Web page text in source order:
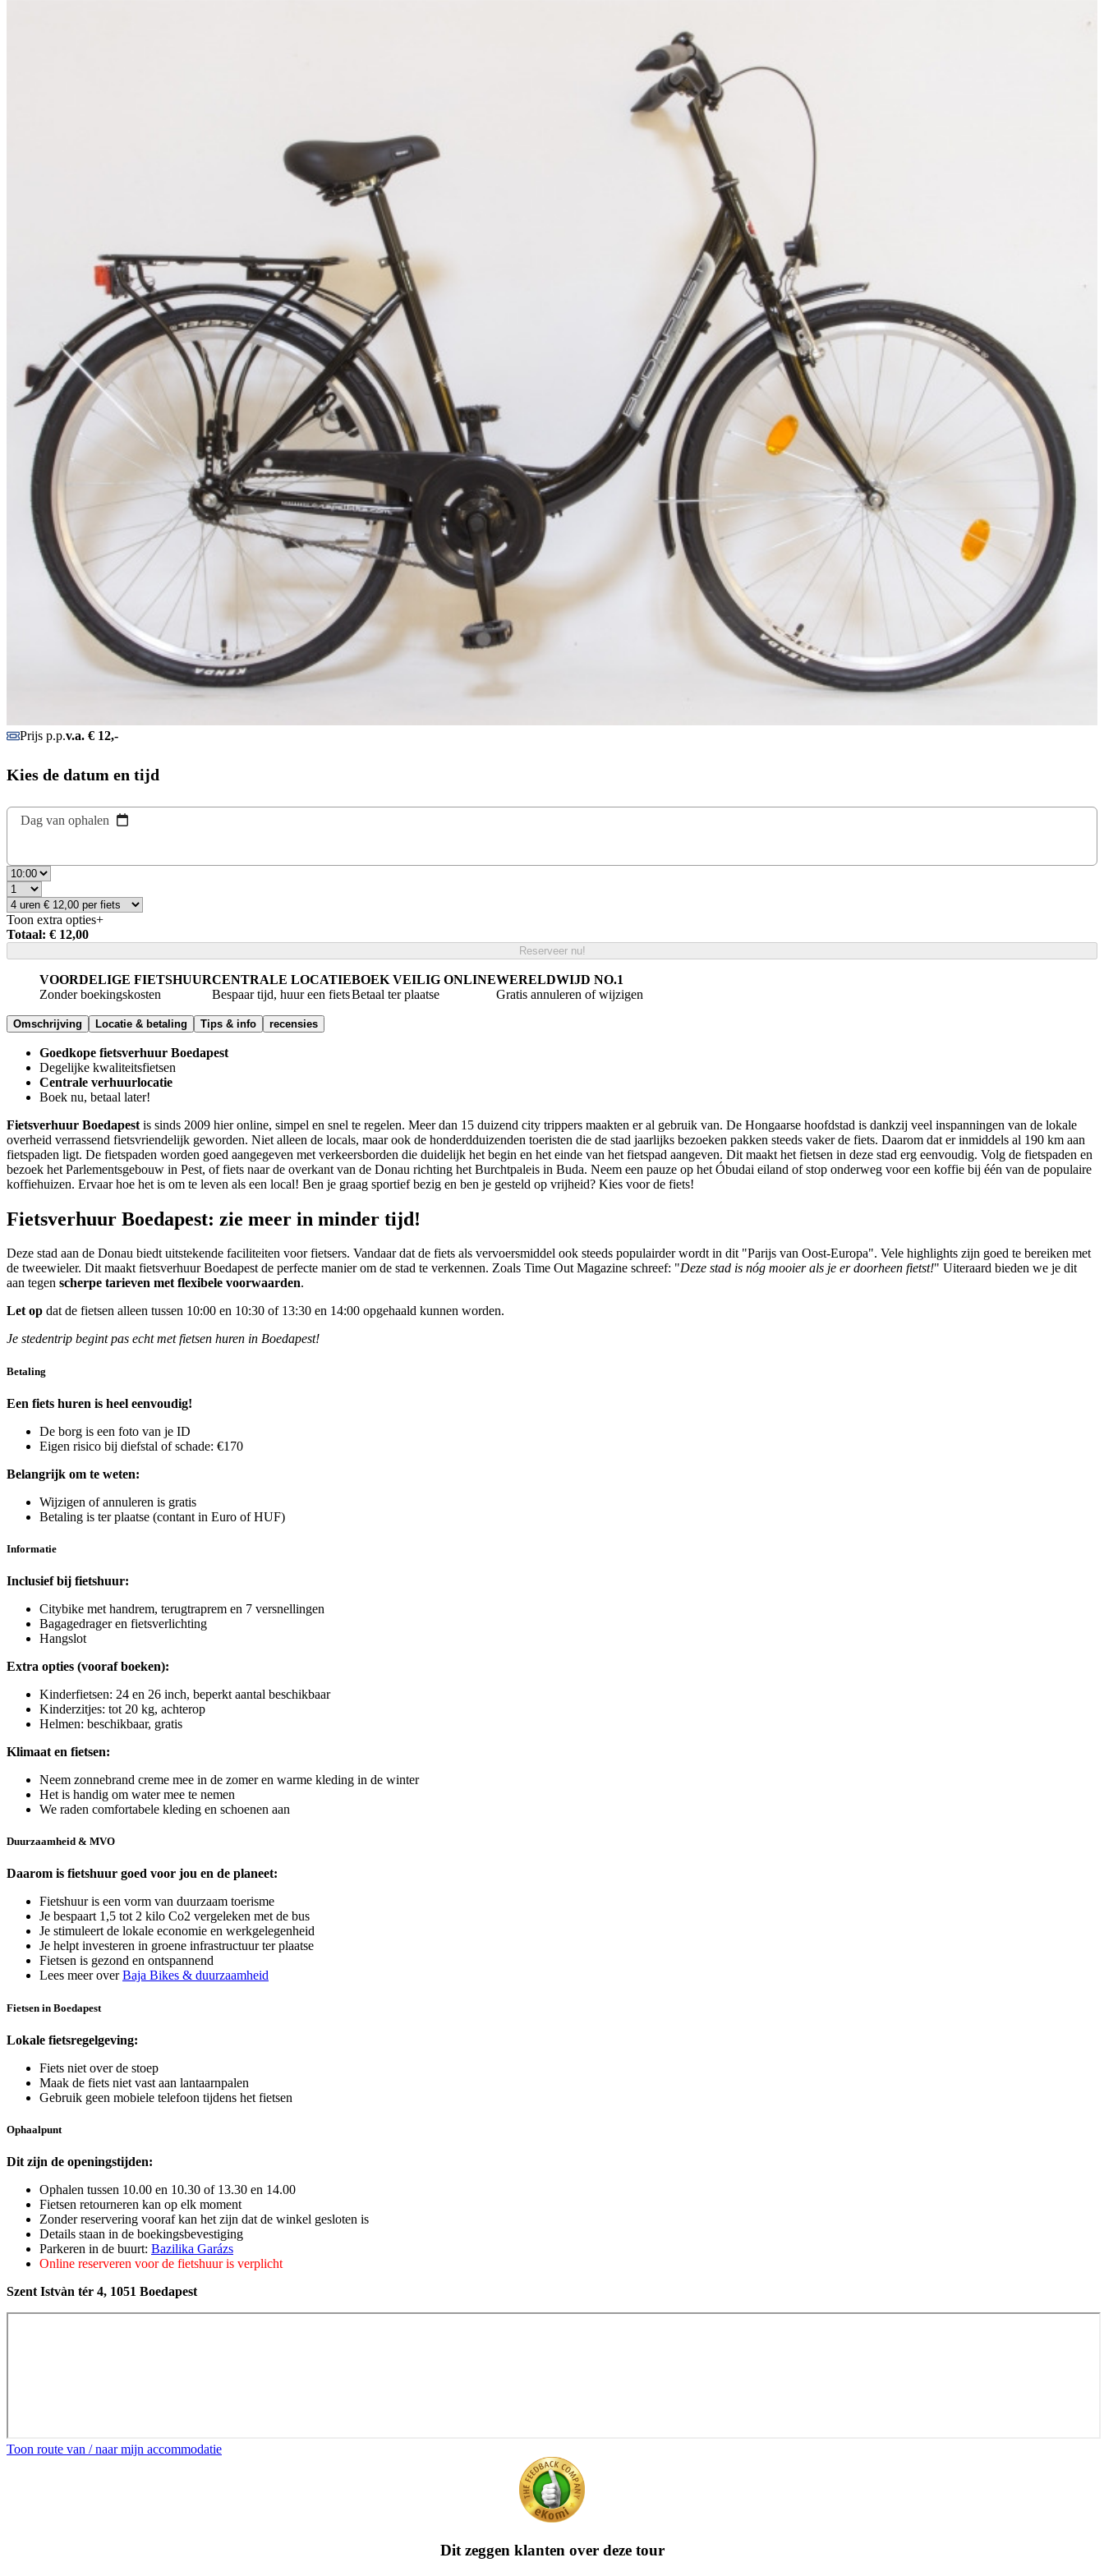
Prijs p.p.v.a. € 12,-
Kies de datum en tijd
Dag van ophalen
Toon extra opties+
Totaal: € 12,00
Reserveer nu!
VOORDELIGE FIETSHUUR
Zonder boekingskosten
CENTRALE LOCATIE
Bespaar tijd, huur een fiets
BOEK VEILIG ONLINE
Betaal ter plaatse
WERELDWIJD NO.1
Gratis annuleren of wijzigen
Omschrijving Locatie & betaling Tips & info recensies
Goedkope fietsverhuur Boedapest
Degelijke kwaliteitsfietsen
Centrale verhuurlocatie
Boek nu, betaal later!
Fietsverhuur Boedapest is sinds 2009 hier online, simpel en snel te regelen. Meer dan 15 duizend city trippers maakten er al gebruik van. De Hongaarse hoofdstad is dankzij veel inspanningen van de lokale
overheid verrassend fietsvriendelijk geworden. Niet alleen de locals, maar ook de honderdduizenden toeristen die de stad jaarlijks bezoeken pakken steeds vaker de fiets. Daarom dat er inmiddels al 190 km aan
fietspaden ligt. De fietspaden worden goed aangegeven met verkeersborden die duidelijk het begin en het einde van het fietspad aangeven. Dit maakt het fietsen in deze stad erg eenvoudig. Volg de fietspaden en
bezoek het Parlementsgebouw in Pest, of fiets naar de overkant van de Donau richting het Burchtpaleis in Buda. Neem een pauze op het Óbudai eiland of stop onderweg voor een koffie bij één van de populaire
koffiehuizen. Ervaar hoe het is om te leven als een local! Ben je graag sportief bezig en ben je gesteld op vrijheid? Kies voor de fiets!
Fietsverhuur Boedapest: zie meer in minder tijd!
Deze stad aan de Donau biedt uitstekende faciliteiten voor fietsers. Vandaar dat de fiets als vervoersmiddel ook steeds populairder wordt in dit "Parijs van Oost-Europa". Vele highlights zijn goed te bereiken met
de tweewieler. Dit maakt fietsverhuur Boedapest de perfecte manier om de stad te verkennen. Zoals Time Out Magazine schreef: "Deze stad is nóg mooier als je er doorheen fietst!" Uiteraard bieden we je dit
aan tegen scherpe tarieven met flexibele voorwaarden.
Let op dat de fietsen alleen tussen 10:00 en 10:30 of 13:30 en 14:00 opgehaald kunnen worden.
Je stedentrip begint pas echt met fietsen huren in Boedapest!
Betaling
Een fiets huren is heel eenvoudig!
De borg is een foto van je ID
Eigen risico bij diefstal of schade: €170
Belangrijk om te weten:
Wijzigen of annuleren is gratis
Betaling is ter plaatse (contant in Euro of HUF)
Informatie
Inclusief bij fietshuur:
Citybike met handrem, terugtraprem en 7 versnellingen
Bagagedrager en fietsverlichting
Hangslot
Extra opties (vooraf boeken):
Kinderfietsen: 24 en 26 inch, beperkt aantal beschikbaar
Kinderzitjes: tot 20 kg, achterop
Helmen: beschikbaar, gratis
Klimaat en fietsen:
Neem zonnebrand creme mee in de zomer en warme kleding in de winter
Het is handig om water mee te nemen
We raden comfortabele kleding en schoenen aan
Duurzaamheid & MVO
Daarom is fietshuur goed voor jou en de planeet:
Fietshuur is een vorm van duurzaam toerisme
Je bespaart 1,5 tot 2 kilo Co2 vergeleken met de bus
Je stimuleert de lokale economie en werkgelegenheid
Je helpt investeren in groene infrastructuur ter plaatse
Fietsen is gezond en ontspannend
Lees meer overBaja Bikes & duurzaamheid
Fietsen in Boedapest
Lokale fietsregelgeving:
Fiets niet over de stoep
Maak de fiets niet vast aan lantaarnpalen
Gebruik geen mobiele telefoon tijdens het fietsen
Ophaalpunt
Dit zijn de openingstijden:
Ophalen tussen 10.00 en 10.30 of 13.30 en 14.00
Fietsen retourneren kan op elk moment
Zonder reservering vooraf kan het zijn dat de winkel gesloten is
Details staan in de boekingsbevestiging
Parkeren in de buurt: Bazilika Garázs
Online reserveren voor de fietshuur is verplicht
Szent Istvàn tér 4, 1051 Boedapest
Toon route van / naar mijn accommodatie
Dit zeggen klanten over deze tour